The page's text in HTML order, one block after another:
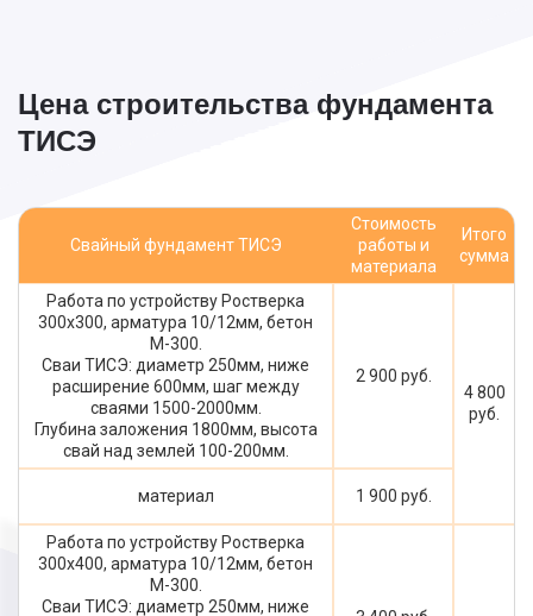
Цена строительства фундамента
ТИСЭ
Свайный фундамент ТИСЭ
Стоимость
работы и
материала
Итого
сумма
Работа по устройству Ростверка
300х300, арматура 10/12мм, бетон
М-300.
Сваи ТИСЭ: диаметр 250мм, ниже
расширение 600мм, шаг между
сваями 1500-2000мм.
Глубина заложения 1800мм, высота
свай над землей 100-200мм.
2 900 руб.
4 800
руб.
материал 1 900 руб.
Работа по устройству Ростверка
300х400, арматура 10/12мм, бетон
М-300.
Сваи ТИСЭ: диаметр 250мм, ниже